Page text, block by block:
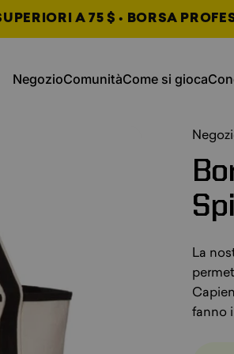
A 75 $ • BORSA
NegozioComunitàCome si gioca
La
fanno
, si
, si
, si